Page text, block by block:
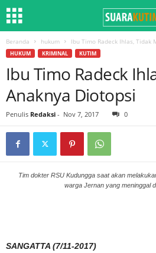
Beranda hukum Ibu Timo Radeck Ihlas, Tidak
HUKUM KRIMINAL KUTIM
Ibu Timo Radeck
Anaknya Diotopsi
Penulis Redaksi - Nov 7, 2017 0
Tim dokter RSU Kudungga saat akan
warga Jernan yang meninggal
SANGATTA (7/11-2017)